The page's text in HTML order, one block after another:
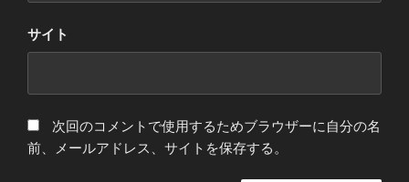
サイト
次回のコメントで使用するためブラウザーに自分の名
前、メールアドレス、サイトを保存する。